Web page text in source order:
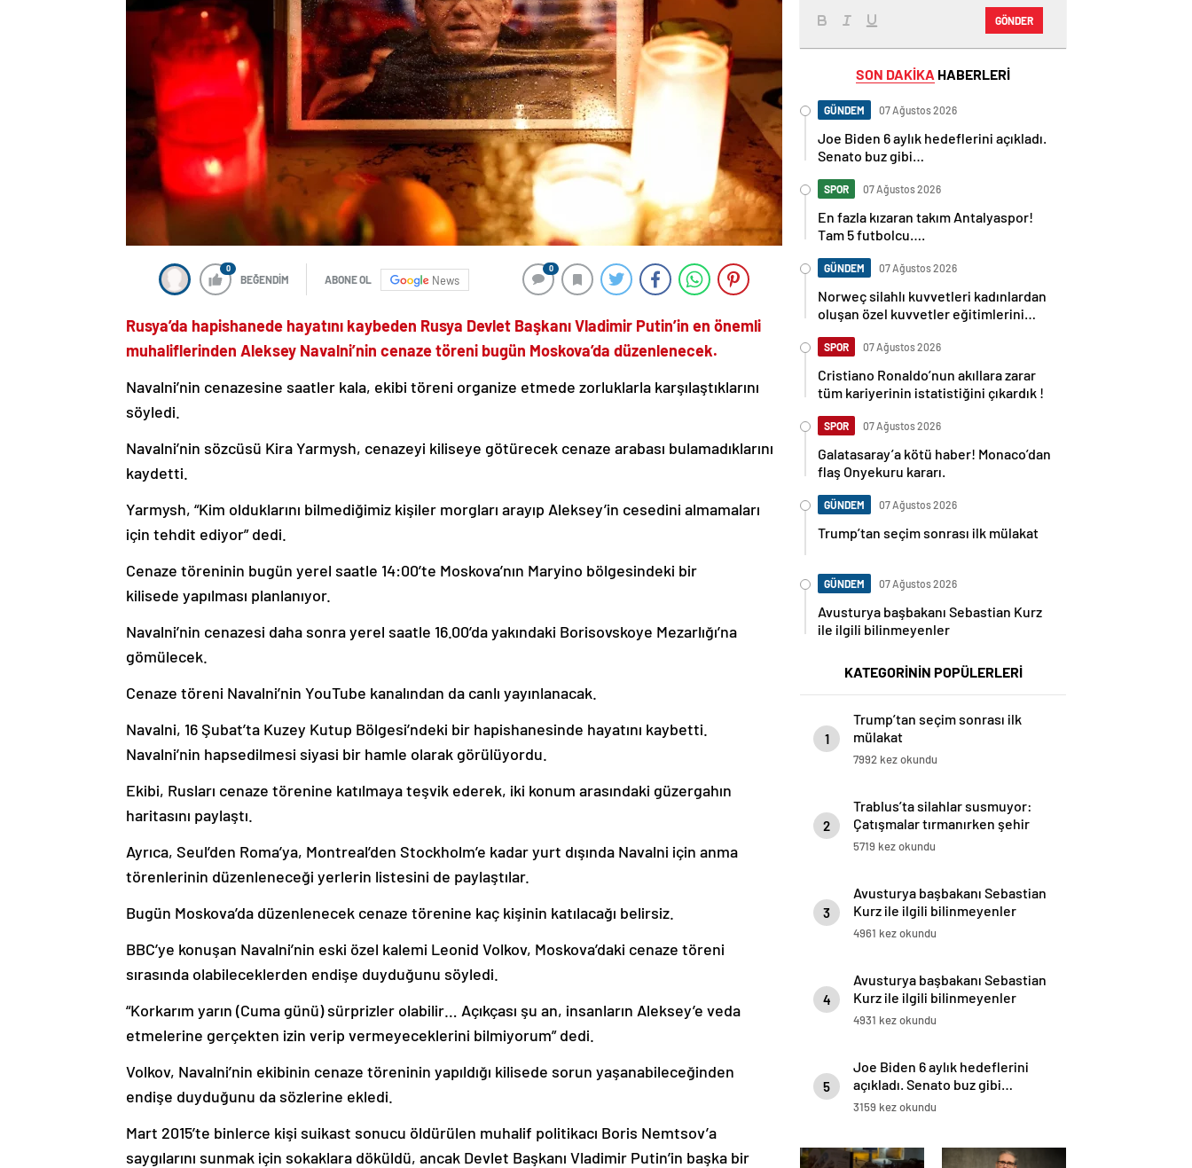
0
BEĞENDİM ABONE OL News
0
Rusya’da hapishanede hayatını kaybeden Rusya Devlet Başkanı Vladimir Putin’in en önemli
muhaliflerinden Aleksey Navalni’nin cenaze töreni bugün Moskova’da düzenlenecek.
Navalni’nin cenazesine saatler kala, ekibi töreni organize etmede zorluklarla karşılaştıklarını
söyledi.
Navalni’nin sözcüsü Kira Yarmysh, cenazeyi kiliseye götürecek cenaze arabası bulamadıklarını
kaydetti.
Yarmysh, “Kim olduklarını bilmediğimiz kişiler morgları arayıp Aleksey’in cesedini almamaları
için tehdit ediyor” dedi.
Cenaze töreninin bugün yerel saatle 14:00’te Moskova’nın Maryino bölgesindeki bir
kilisede yapılması planlanıyor.
Navalni’nin cenazesi daha sonra yerel saatle 16.00’da yakındaki Borisovskoye Mezarlığı’na
gömülecek.
Cenaze töreni Navalni’nin YouTube kanalından da canlı yayınlanacak.
Navalni, 16 Şubat’ta Kuzey Kutup Bölgesi’ndeki bir hapishanesinde hayatını kaybetti.
Navalni’nin hapsedilmesi siyasi bir hamle olarak görülüyordu.
Ekibi, Rusları cenaze törenine katılmaya teşvik ederek, iki konum arasındaki güzergahın
haritasını paylaştı.
Ayrıca, Seul’den Roma’ya, Montreal’den Stockholm’e kadar yurt dışında Navalni için anma
törenlerinin düzenleneceği yerlerin listesini de paylaştılar.
Bugün Moskova’da düzenlenecek cenaze törenine kaç kişinin katılacağı belirsiz.
BBC’ye konuşan Navalni’nin eski özel kalemi Leonid Volkov, Moskova’daki cenaze töreni
sırasında olabileceklerden endişe duyduğunu söyledi.
“Korkarım yarın (Cuma günü) sürprizler olabilir… Açıkçası şu an, insanların Aleksey’e veda
etmelerine gerçekten izin verip vermeyeceklerini bilmiyorum” dedi.
Volkov, Navalni’nin ekibinin cenaze töreninin yapıldığı kilisede sorun yaşanabileceğinden
endişe duyduğunu da sözlerine ekledi.
Mart 2015’te binlerce kişi suikast sonucu öldürülen muhalif politikacı Boris Nemtsov’a
saygılarını sunmak için sokaklara döküldü, ancak Devlet Başkanı Vladimir Putin’in başka bir
GÖNDER
SON DAKİKA HABERLERİ
GÜNDEM 07 Ağustos 2026
Joe Biden 6 aylık hedeflerini açıkladı.
Senato buz gibi…
SPOR 07 Ağustos 2026
En fazla kızaran takım Antalyaspor!
Tam 5 futbolcu….
GÜNDEM 07 Ağustos 2026
Norweç silahlı kuvvetleri kadınlardan
oluşan özel kuvvetler eğitimlerini
SPOR 07 Ağustos 2026
Cristiano Ronaldo’nun akıllara zarar
tüm kariyerinin istatistiğini çıkardık !
SPOR 07 Ağustos 2026
Galatasaray’a kötü haber! Monaco’dan
flaş Onyekuru kararı.
GÜNDEM 07 Ağustos 2026
Trump’tan seçim sonrası ilk mülakat
GÜNDEM 07 Ağustos 2026
Avusturya başbakanı Sebastian Kurz
ile ilgili bilinmeyenler
KATEGORİNİN POPÜLERLERİ
1
Trump’tan seçim sonrası ilk
mülakat
7992 kez okundu
2
Trablus’ta silahlar susmuyor:
Çatışmalar tırmanırken şehir
alarmda
5719 kez okundu
3
Avusturya başbakanı Sebastian
Kurz ile ilgili bilinmeyenler
4961 kez okundu
4
Avusturya başbakanı Sebastian
Kurz ile ilgili bilinmeyenler
4931 kez okundu
5
Joe Biden 6 aylık hedeflerini
açıkladı. Senato buz gibi…
3159 kez okundu